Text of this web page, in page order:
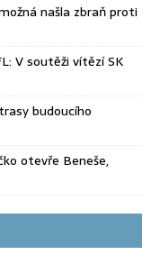
našla zbraň proti
V soutěži vítězí SK
budoucího
otevře Beneše,